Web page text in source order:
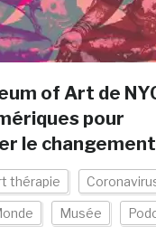
of Art de
pour
le changement
thérapie
Musée